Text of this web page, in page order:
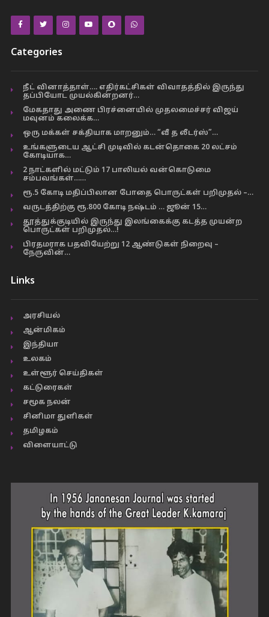
Categories
நீட் வினாத்தாள்…. எதிர்கட்சிகள் விவாதத்தில் இருந்து
தப்பியோட முயல்கின்றனர்…
மேகதாது அணை பிரச்னையில் முதலமைச்சர் விஜய்
மவுனம் கலைக்க…
ஒரு மக்கள் சக்தியாக மாறனும்… “வீ த லீடர்ஸ்”…
உங்களுடைய ஆட்சி முடிவில் கடன்தொகை 20 லட்சம்
கோடியாக…
2 நாட்களில் மட்டும் 17 பாலியல் வன்கொடுமை
சம்பவங்கள்……
ரூ.5 கோடி மதிப்பிலான போதை பொருட்கள் பறிமுதல் –…
வருடத்திற்கு ரூ.800 கோடி நஷ்டம் … ஜூன் 15…
தூத்துக்குடியில் இருந்து இலங்கைக்கு கடத்த முயன்ற
பொருட்கள் பறிமுதல்…!
பிரதமராக பதவியேற்று 12 ஆண்டுகள் நிறைவு –
நேருவின்…
Links
அரசியல்
ஆன்மிகம்
இந்தியா
உலகம்
உள்ளூர் செய்திகள்
கட்டுரைகள்
சமூக நலன்
சினிமா துளிகள்
தமிழகம்
விளையாட்டு